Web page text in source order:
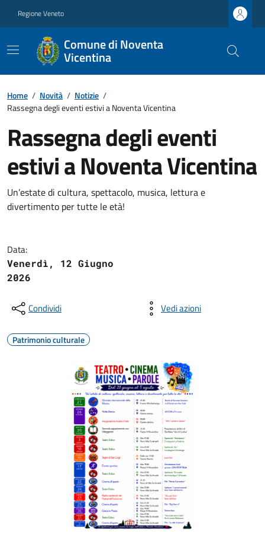
Regione Veneto
Comune di Noventa
Vicentina
Home / Novità / Notizie /
Rassegna degli eventi estivi a Noventa Vicentina
Rassegna degli eventi
estivi a Noventa Vicentina
Un’estate di cultura, spettacolo, musica, lettura e
divertimento per tutte le età!
Data:
Venerdì, 12 Giugno
2026
Condividi Vedi azioni
Patrimonio culturale